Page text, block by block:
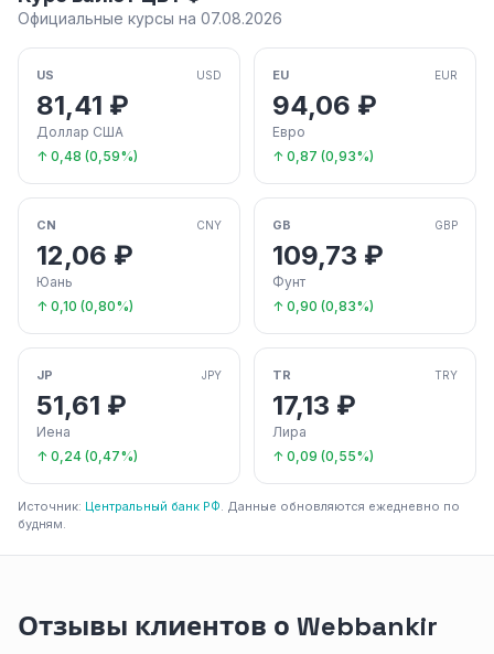
Официальные курсы на 07.08.2026
US USD
81,41 ₽
Доллар США
↑ 0,48 (0,59%)
EU EUR
94,06 ₽
Евро
↑ 0,87 (0,93%)
CN CNY
12,06 ₽
Юань
↑ 0,10 (0,80%)
GB GBP
109,73 ₽
Фунт
↑ 0,90 (0,83%)
JP JPY
51,61 ₽
Иена
↑ 0,24 (0,47%)
TR TRY
17,13 ₽
Лира
↑ 0,09 (0,55%)
Источник: Центральный банк РФ. Данные обновляются ежедневно по
будням.
Отзывы клиентов о Webbankir